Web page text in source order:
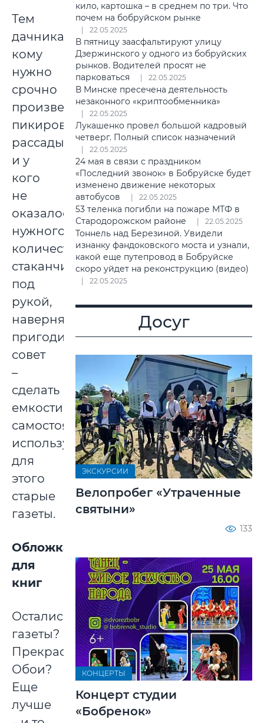
Тем
дачникам,
кому
нужно
срочно
произвести
пикировку
рассады
и у
кого
не
оказалось
нужного
количества
стаканчиков
под
рукой,
наверняка
пригодится
совет
–
сделать
емкости
самостоятельно,
используя
для
этого
старые
газеты.
Обложка
для
книг
Остались
газеты?
Прекрасно.
Обои?
Еще
лучше
кило, картошка – в среднем по три. Что
почем на бобруйском рынке
22.05.2025
В пятницу заасфальтируют улицу
Дзержинского у одного из бобруйских
рынков. Водителей просят не
парковаться
22.05.2025
В Минске пресечена деятельность
незаконного «криптообменника»
22.05.2025
Лукашенко провел большой кадровый
четверг. Полный список назначений
22.05.2025
24 мая в связи с праздником
«Последний звонок» в Бобруйске будет
изменено движение некоторых
автобусов
22.05.2025
53 теленка погибли на пожаре МТФ в
Стародорожском районе
22.05.2025
Тоннель над Березиной. Увидели
изнанку фандоковского моста и узнали,
какой еще путепровод в Бобруйске
скоро уйдет на реконструкцию (видео)
22.05.2025
Досуг
ЭКСКУРСИИ
Велопробег «Утраченные
святыни»
133
КОНЦЕРТЫ
Концерт студии
«Бобренок»